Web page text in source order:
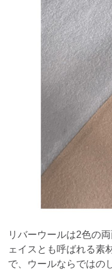
リバーウールは2色の
ェイスとも呼ばれる素
で、ウールならではの